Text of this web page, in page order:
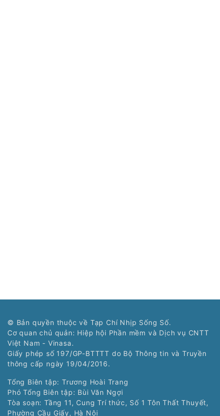
© Bản quyền thuộc về Tạp Chí Nhịp Sống Số.
Cơ quan chủ quản: Hiệp hội Phần mềm và Dịch vụ CNTT
Việt Nam - Vinasa.
Giấy phép số 197/GP-BTTTT do Bộ Thông tin và Truyền
thông cấp ngày 19/04/2016.
Tổng Biên tập: Trương Hoài Trang
Phó Tổng Biên tập: Bùi Văn Ngợi
Tòa soạn: Tầng 11, Cung Trí thức, Số 1 Tôn Thất Thuyết,
Phường Cầu Giấy, Hà Nội